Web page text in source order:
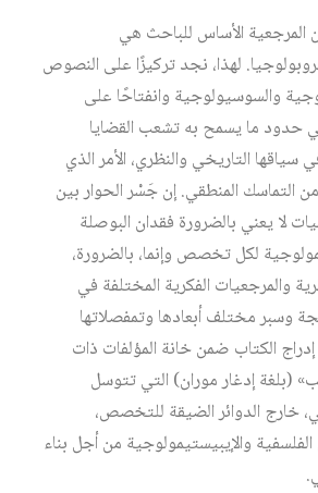
المرجعية الأساس للباحث هي
لهذا، نجد تركيزًا على النصوص
والسوسيولوجية وانفتاحًا على
حدود ما يسمح به تشعب القضايا
سياقها التاريخي والنظري، الأمر الذي
التماسك المنطقي. إن جَسْر الحوار بين
لا يعني بالضرورة فقدان البوصلة
لكل تخصص وإنما، بالضرورة،
والمرجعيات الفكرية المختلفة في
وسبر مختلف أبعادها وتمفصلاتها
الكتاب ضمن خانة المؤلفات ذات
(بلغة إدغار موران) التي تتوسل
خارج الدوائر الضيقة للتخصص،
والإيبيستيمولوجية من أجل بناء